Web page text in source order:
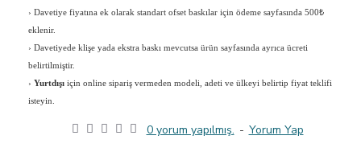
› Davetiye fiyatına ek olarak standart ofset baskılar için ödeme sayfasında 500₺
eklenir.
› Davetiyede klişe yada ekstra baskı mevcutsa ürün sayfasında ayrıca ücreti
belirtilmiştir.
› Yurtdışı için online sipariş vermeden modeli, adeti ve ülkeyi belirtip fiyat teklifi
isteyin.
0 yorum yapılmış. - Yorum Yap